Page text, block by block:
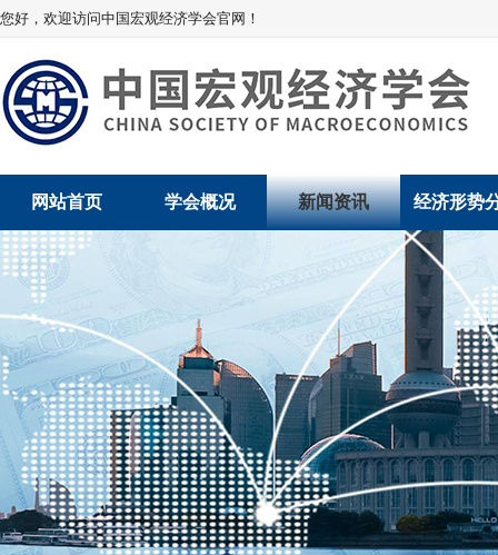
您好，欢迎访问中国宏观经济学会官网！
网站首页 学会概况
学术委员会
学会领导
组织机构
法律顾问
学会章程
新闻资讯
党建动态
学会动态
会员动态
地方动态
经济形势
经济数据
数说经济
经济运行与
产业发展
创新高技术
行
贸易与流